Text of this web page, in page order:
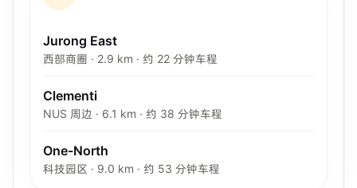
Jurong East
西部商圈 · 2.9 km · 约 22 分钟车程
Clementi
NUS 周边 · 6.1 km · 约 38 分钟车程
One-North
科技园区 · 9.0 km · 约 53 分钟车程